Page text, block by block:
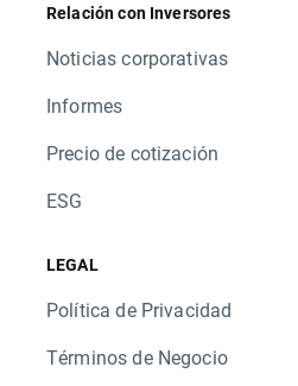
Relación con Inversores
Noticias corporativas
Informes
Precio de cotización
ESG
LEGAL
Política de Privacidad
Términos de Negocio